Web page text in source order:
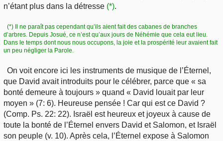
n’étant plus dans la détresse (*).
(*) Il ne paraît pas cependant qu’ils aient fait des cabanes de branches
d’arbres. Depuis Josué, ce n’est qu’aux jours de Néhémie que cela eut lieu.
Dans le temps dont nous nous occupons, la joie et la prospérité leur avaient fait
un peu négliger la Parole.
On voit encore ici les instruments de musique de l’Éternel,
que David avait introduits pour le célébrer, parce que « sa
bonté demeure à toujours » quand « David louait par leur
moyen » (7: 6). Heureuse pensée ! Car qui est ce David ?
(Comp. Ps. 22: 22). Israël est heureux et joyeux à cause de
toute la bonté de l’Éternel envers David et Salomon, et Israël
son peuple (v. 10). Après cela, l’Éternel expose à Salomon